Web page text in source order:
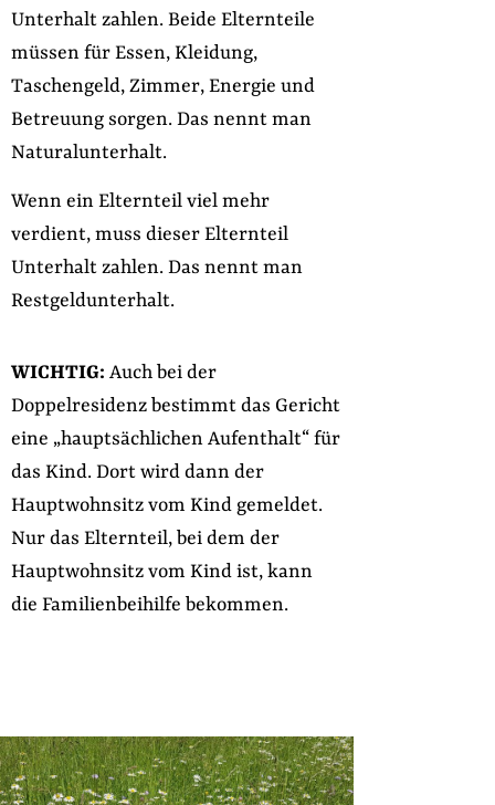
Unterhalt zahlen. Beide Elternteile
müssen für Essen, Kleidung,
Taschengeld, Zimmer, Energie und
Betreuung sorgen. Das nennt man
Naturalunterhalt.
Wenn ein Elternteil viel mehr
verdient, muss dieser Elternteil
Unterhalt zahlen. Das nennt man
Restgeldunterhalt.
WICHTIG: Auch bei der
Doppelresidenz bestimmt das Gericht
eine „hauptsächlichen Aufenthalt“ für
das Kind. Dort wird dann der
Hauptwohnsitz vom Kind gemeldet.
Nur das Elternteil, bei dem der
Hauptwohnsitz vom Kind ist, kann
die Familienbeihilfe bekommen.